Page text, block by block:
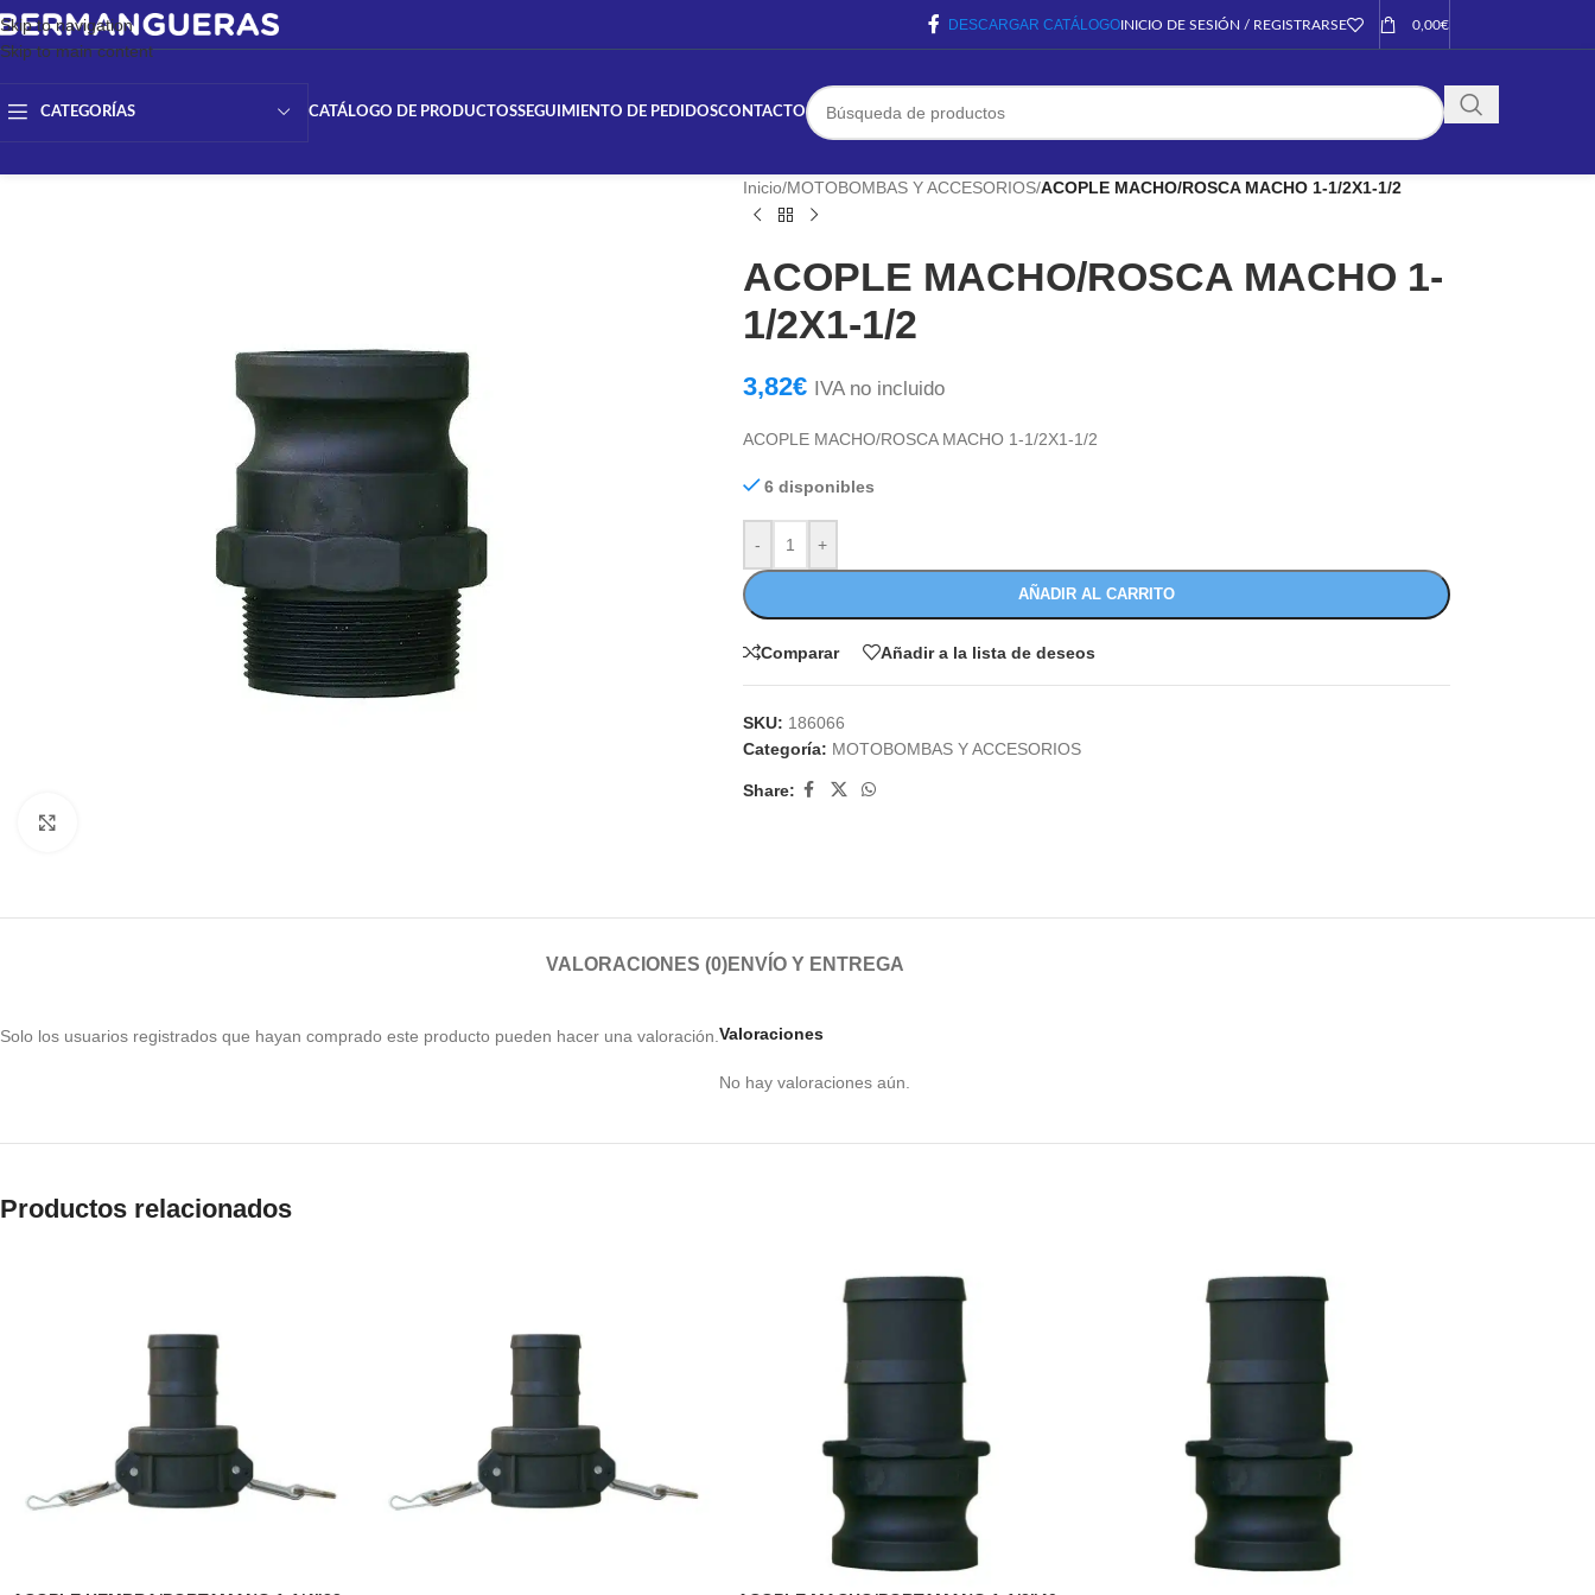
Skip to navigation
Skip to main content
DESCARGAR CATÁLOGOINICIO DE SESIÓN / REGISTRARSE 0,00€
CATEGORÍAS CATÁLOGO DE PRODUCTOSSEGUIMIENTO DE PEDIDOSCONTACTO
Inicio/MOTOBOMBAS Y ACCESORIOS/ACOPLE MACHO/ROSCA MACHO 1-1/2X1-1/2
ACOPLE MACHO/ROSCA MACHO 1-
1/2X1-1/2
3,82€ IVA no incluido
ACOPLE MACHO/ROSCA MACHO 1-1/2X1-1/2
6 disponibles
- +
AÑADIR AL CARRITO
Comparar Añadir a la lista de deseos
SKU: 186066
Categoría: MOTOBOMBAS Y ACCESORIOS
Share:
VALORACIONES (0)ENVÍO Y ENTREGA
Valoraciones
No hay valoraciones aún.
Solo los usuarios registrados que hayan comprado este producto pueden hacer una valoración.
Productos relacionados